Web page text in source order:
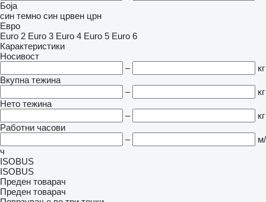
Боја
син темно син црвен црн
Евро
Euro 2 Euro 3 Euro 4 Euro 5 Euro 6
Карактеристики
Носивост
–
кг
Вкупна тежина
–
кг
Нето тежина
–
кг
Работни часови
–
м/
ч
ISOBUS
ISOBUS
Преден товарач
Преден товарач